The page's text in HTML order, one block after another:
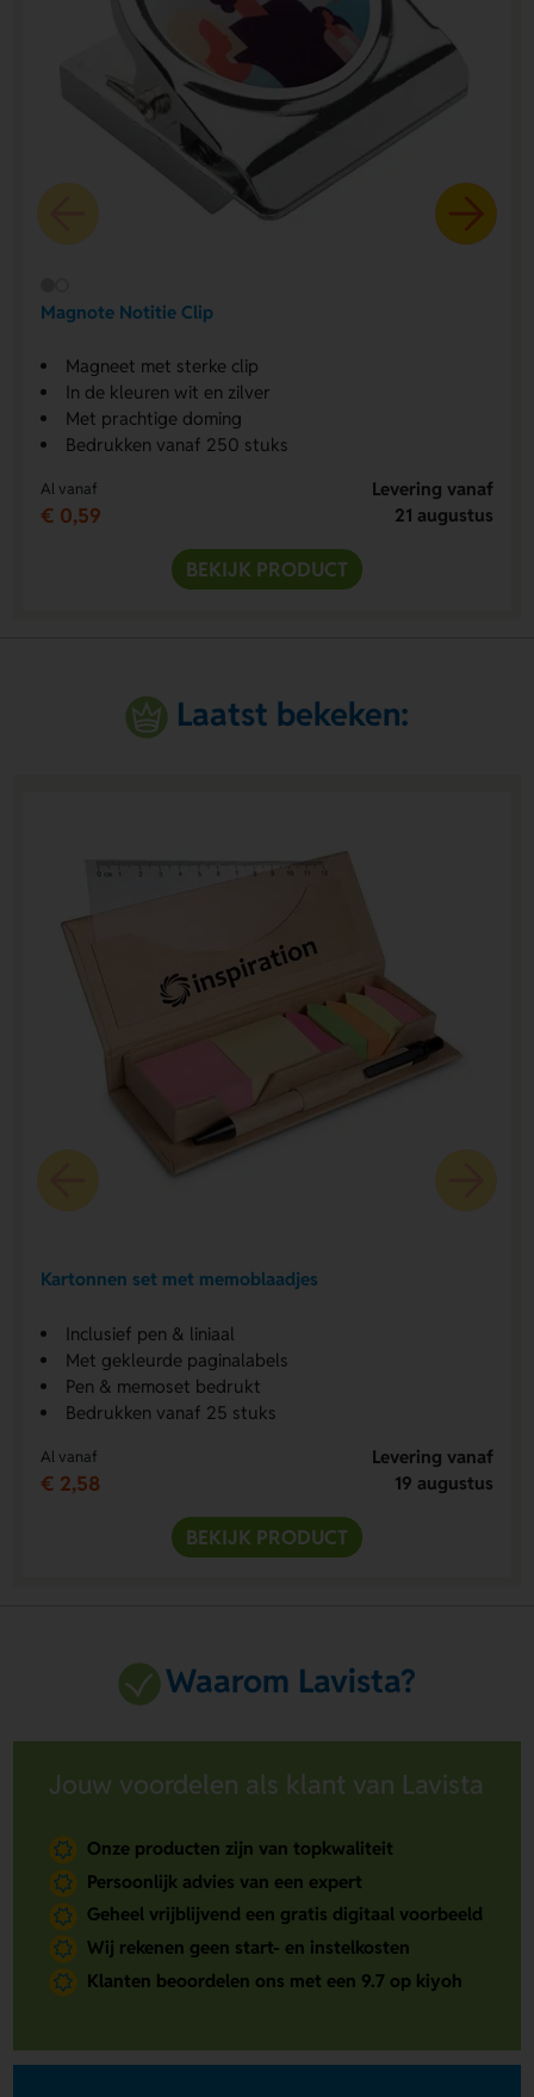
Magnote Notitie Clip
Magneet met sterke clip
In de kleuren wit en zilver
Met prachtige doming
Bedrukken vanaf 250 stuks
Al vanaf
€ 0,59
Levering vanaf
21 augustus
BEKIJK PRODUCT
Laatst bekeken:
Kartonnen set met memoblaadjes
Inclusief pen & liniaal
Met gekleurde paginalabels
Pen & memoset bedrukt
Bedrukken vanaf 25 stuks
Al vanaf
€ 2,58
Levering vanaf
19 augustus
BEKIJK PRODUCT
Waarom Lavista?
Jouw voordelen als klant van Lavista
Onze producten zijn van topkwaliteit
Persoonlijk advies van een expert
Geheel vrijblijvend een gratis digitaal voorbeeld
Wij rekenen geen start- en instelkosten
Klanten beoordelen ons met een 9.7 op kiyoh